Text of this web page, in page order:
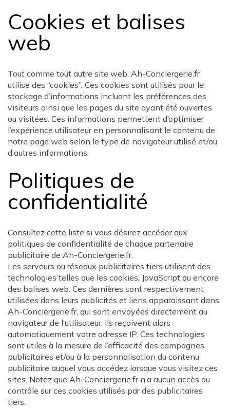
Cookies et balises
web
Tout comme tout autre site web, Ah-Conciergerie.fr
utilise des “cookies”. Ces cookies sont utilisés pour le
stockage d’informations incluant les préférences des
visiteurs ainsi que les pages du site ayant été ouvertes
ou visitées. Ces informations permettent d’optimiser
l’expérience utilisateur en personnalisant le contenu de
notre page web selon le type de navigateur utilisé et/ou
d’autres informations.
Politiques de
confidentialité
Consultez cette liste si vous désirez accéder aux
politiques de confidentialité de chaque partenaire
publicitaire de Ah-Conciergerie.fr.
Les serveurs ou réseaux publicitaires tiers utilisent des
technologies telles que les cookies, JavaScript ou encore
des balises web. Ces dernières sont respectivement
utilisées dans leurs publicités et liens apparaissant dans
Ah-Conciergerie.fr, qui sont envoyées directement au
navigateur de l’utilisateur. Ils reçoivent alors
automatiquement votre adresse IP. Ces technologies
sont utiles à la mesure de l’efficacité des campagnes
publicitaires et/ou à la personnalisation du contenu
publicitaire auquel vous accédez lorsque vous visitez ces
sites. Notez que Ah-Conciergerie.fr n’a aucun accès ou
contrôle sur ces cookies utilisés par des publicitaires
tiers.